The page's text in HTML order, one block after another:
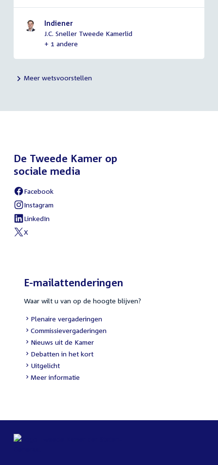
Indiener
J.C. Sneller Tweede Kamerlid
+ 1 andere
Meer wetsvoorstellen
De Tweede Kamer op
sociale media
Facebook
Instagram
LinkedIn
X
E-mailattenderingen
Waar wilt u van op de hoogte blijven?
Plenaire vergaderingen
Commissievergaderingen
Nieuws uit de Kamer
Debatten in het kort
Uitgelicht
Meer informatie